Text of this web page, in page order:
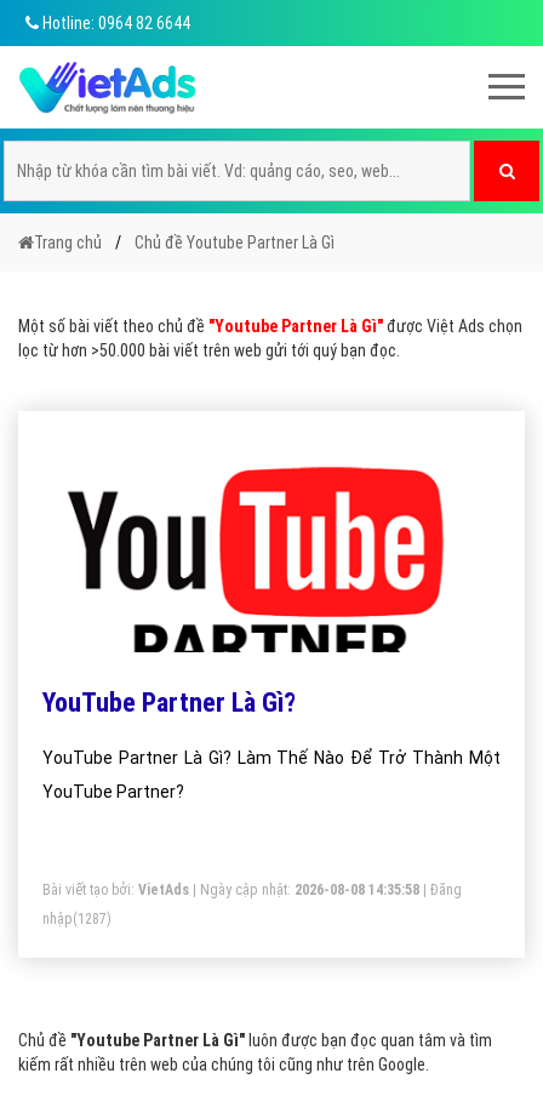
Hotline: 0964 82 6644
Trang chủ Chủ đề Youtube Partner Là Gì
Một số bài viết theo chủ đề "Youtube Partner Là Gì"được Việt Ads chọn
lọc từ hơn >50.000 bài viết trên web gửi tới quý bạn đọc.
YouTube Partner Là Gì?
YouTube Partner Là Gì? Làm Thế Nào Để Trở Thành Một
YouTube Partner?
Bài viết tạo bởi: VietAds | Ngày cập nhật: 2026-08-08 14:35:58
Đăng
nhập(1287)
Chủ đề "Youtube Partner Là Gì" luôn được bạn đọc quan tâm và tìm
kiếm rất nhiều trên web của chúng tôi cũng như trên Google.